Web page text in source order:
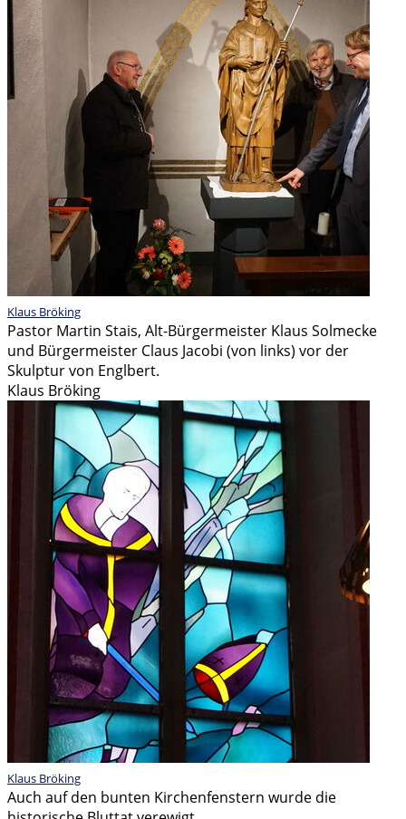
Klaus Bröking
Pastor Martin Stais, Alt-Bürgermeister Klaus Solmecke
und Bürgermeister Claus Jacobi (von links) vor der
Skulptur von Englbert.
Klaus Bröking
Klaus Bröking
Auch auf den bunten Kirchenfenstern wurde die